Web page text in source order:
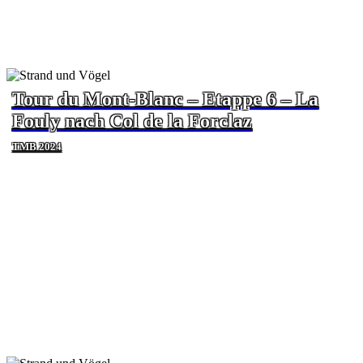
Tour du Mont-Blanc – Etappe 6 – La
Fouly nach Col de la Forclaz
TMB 2024